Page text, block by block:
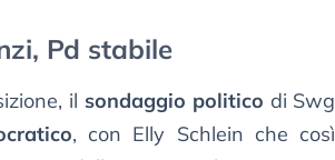
Pd stabile
il sondaggio politico di Swg
, con Elly Schlein che così